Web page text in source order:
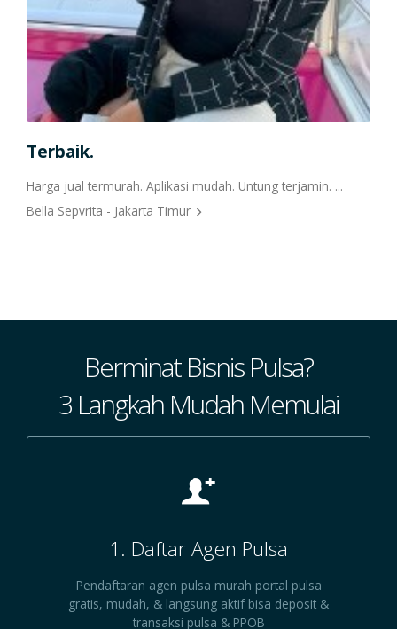
Terbaik.
Harga jual termurah. Aplikasi mudah. Untung terjamin. ...
Bella Sepvrita - Jakarta Timur
Berminat Bisnis Pulsa?
3 Langkah Mudah Memulai
1. Daftar Agen Pulsa
Pendaftaran agen pulsa murah portal pulsa
gratis, mudah, & langsung aktif bisa deposit &
transaksi pulsa & PPOB